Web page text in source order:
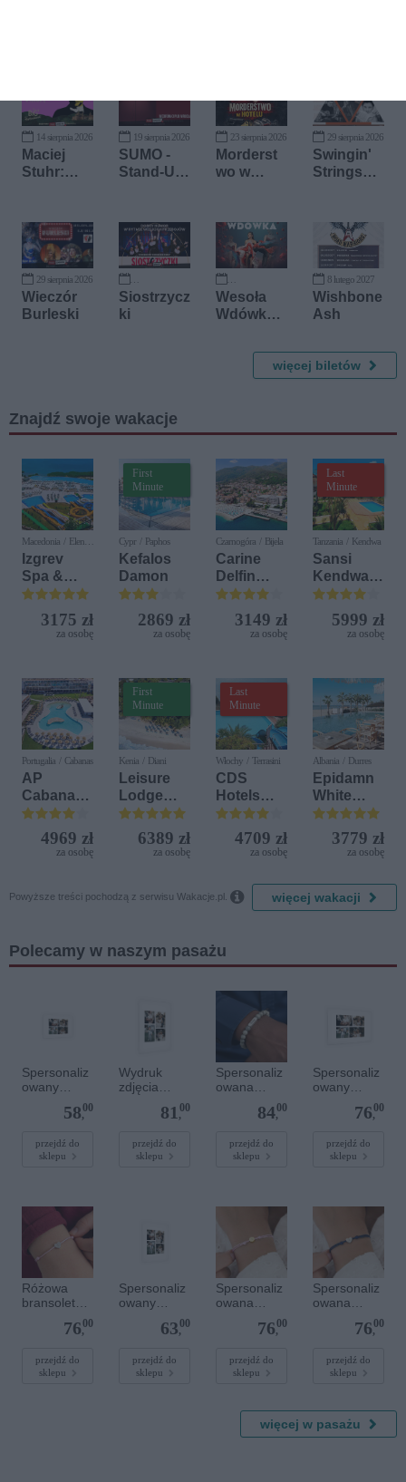
14 sierpnia 2026
Maciej
Stuhr:
KO W
STANDUP
IE!
19 sierpnia 2026
SUMO -
Stand-Up
23 sierpnia 2026
Morderst
wo w
29 sierpnia 2026
Swingin'
Strings
29 sierpnia 2026
Wieczór
Burleski
25 września 2026
Siostrzycz
ki
24 października 2026
Wesoła
Wdówka -
F. Lehara -
Creatura
8 lutego 2027
Wishbone
Ash
więcej biletów
Znajdź swoje wakacje
Macedonia / Elen
Kamen
Izgrev
Spa &
Aquapark
3175 zł
za osobę
First
Minute
Cypr / Paphos
Kefalos
Damon
2869 zł
za osobę
Czarnogóra / Bijela
Carine
Delfin
Bijela (ex.
Iberostar
Bijela
3149 zł
za osobę
Last
Minute
Tanzania / Kendwa
Sansi
Kendwa
Beach
Resort
5999 zł
za osobę
Portugalia / Cabanas
AP
Cabanas
Beach &
Nature
4969 zł
za osobę
First
Minute
Kenia / Diani
Leisure
Lodge
Beach &
Golf
Resort by
6389 zł
za osobę
Last
Minute
Włochy / Terrasini
CDS
Hotels
Terrasini
(ex. Citta
del Mare)
4709 zł
za osobę
Albania / Durres
Epidamn
White
Sensation
3779 zł
za osobę
Powyższe treści pochodzą z serwisu Wakacje.pl.  więcej wakacji
Polecamy w naszym pasażu
Spersonaliz
owany
plakat - 30 x
58,
00
przejdź do
sklepu
Wydruk
zdjęcia
plakatu - 50
x 70 cm81 ,
00
przejdź do
sklepu
Spersonaliz
owana
bransoletka
szlachetnym
i - Szary - M
84,
00
przejdź do
sklepu
Spersonaliz
owany
plakat - 60 x
76,
00
przejdź do
sklepu
Różowa
bransoletka
dla dzieci -
owana -
Srebrne
76,
00
przejdź do
sklepu
Spersonaliz
owany
plakat - 30 x
63,
00
przejdź do
sklepu
Spersonaliz
owana
bransoletka
sznurkowa -
Złote kółko
76,
00
przejdź do
sklepu
Spersonaliz
owana
bransoletka
sznurkowa -
Srebrne
serce
76,
00
przejdź do
sklepu
więcej w pasażu